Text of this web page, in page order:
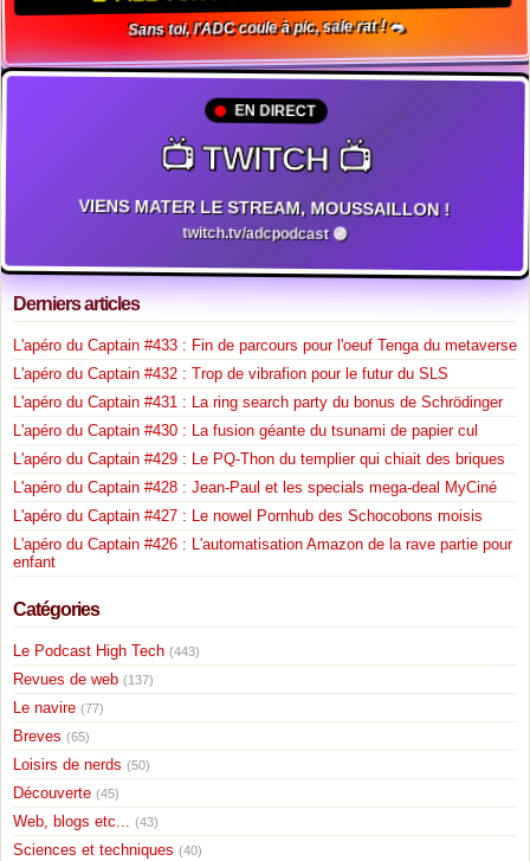
Sans toi, l'ADC coule à pic, sale rat ! 🐀
EN DIRECT
📺 TWITCH 📺
VIENS MATER LE STREAM, MOUSSAILLON !
twitch.tv/adcpodcast 🟣
Derniers articles
L'apéro du Captain #433 : Fin de parcours pour l'oeuf Tenga du metaverse
L'apéro du Captain #432 : Trop de vibrafion pour le futur du SLS
L'apéro du Captain #431 : La ring search party du bonus de Schrödinger
L'apéro du Captain #430 : La fusion géante du tsunami de papier cul
L'apéro du Captain #429 : Le PQ-Thon du templier qui chiait des briques
L'apéro du Captain #428 : Jean-Paul et les specials mega-deal MyCiné
L'apéro du Captain #427 : Le nowel Pornhub des Schocobons moisis
L'apéro du Captain #426 : L'automatisation Amazon de la rave partie pour
enfant
Catégories
Le Podcast High Tech (443)
Revues de web (137)
Le navire (77)
Breves (65)
Loisirs de nerds (50)
Découverte (45)
Web, blogs etc... (43)
Sciences et techniques (40)